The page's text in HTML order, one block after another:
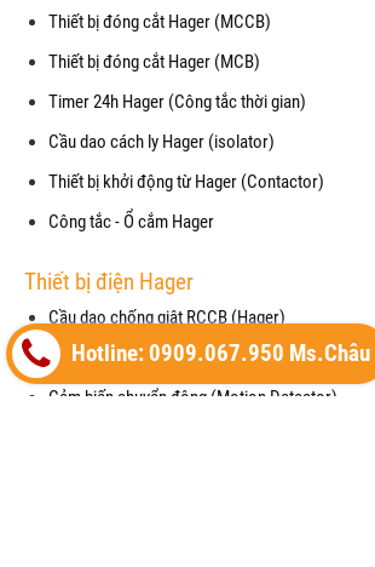
Thiết bị đóng cắt Hager (MCCB)
Thiết bị đóng cắt Hager (MCB)
Timer 24h Hager (Công tắc thời gian)
Cầu dao cách ly Hager (isolator)
Thiết bị khởi động từ Hager (Contactor)
Công tắc - Ổ cắm Hager
Thiết bị điện Hager
Cầu dao chống giật RCCB (Hager)
Mặt che chống thấm nước cho công tắc
Cảm biến chuyển động (Motion Detector)
Hotline: 0909.067.950 Ms.Châu